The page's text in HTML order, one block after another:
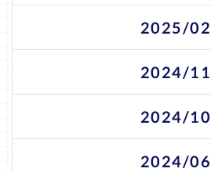
2025/02
2024/11
2024/10
2024/06